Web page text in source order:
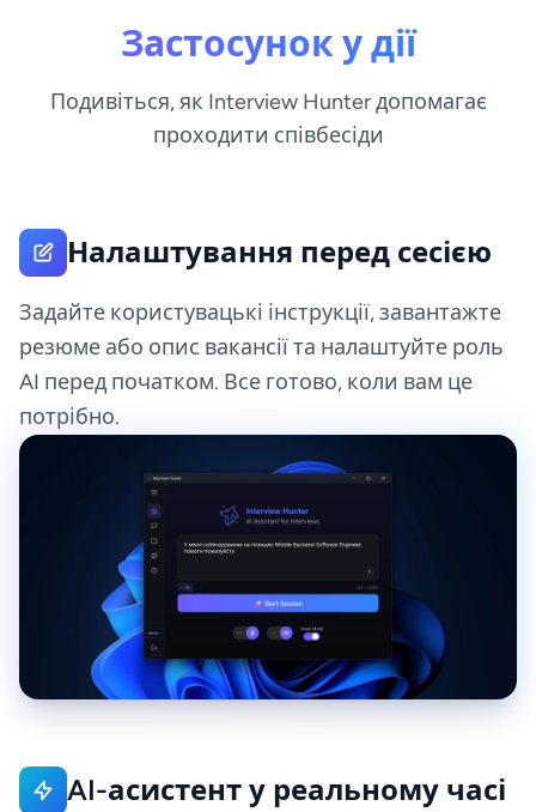
Застосунок у дії
Подивіться, як Interview Hunter допомагає
проходити співбесіди
Налаштування перед сесією
Задайте користувацькі інструкції, завантажте
резюме або опис вакансії та налаштуйте роль
AI перед початком. Все готово, коли вам це
потрібно.
AI-асистент у реальному часі